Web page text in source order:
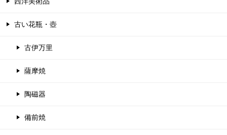
古い花瓶・壺
古伊万里
薩摩焼
陶磁器
備前焼